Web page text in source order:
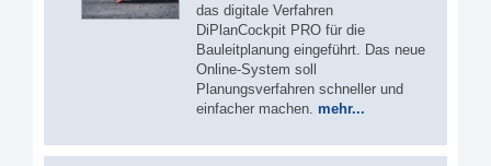
das digitale Verfahren
DiPlanCockpit PRO für die
Bauleitplanung eingeführt. Das neue
Online-System soll
Planungsverfahren schneller und
einfacher machen. mehr...